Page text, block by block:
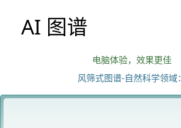
AI 图谱
电脑体验，效果更佳
风筛式图谱-自然科学领域：